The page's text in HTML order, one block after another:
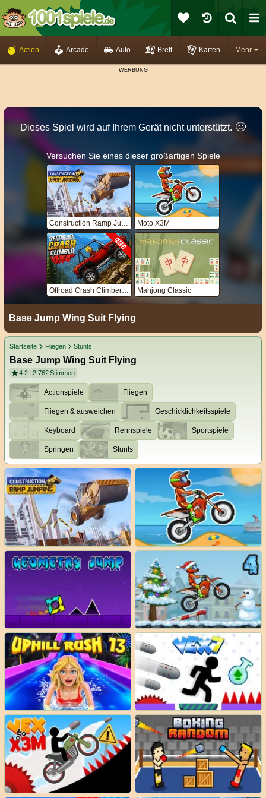
Mehr
Action Arcade Auto Brett Karten
Dieses Spiel wird auf Ihrem Gerät nicht unterstützt. 🥴️
Versuchen Sie eines dieser großartigen Spiele
Moto X3M
Offroad Crash Climber 4X4 Mahjong Classic
Base Jump Wing Suit Flying
Startseite Fliegen Stunts
Base Jump Wing Suit Flying
4.2 2.762Stimmen
Actionspiele Fliegen
Fliegen & ausweichen Geschicklichkeitsspiele
Keyboard Rennspiele Sportspiele
Springen Stunts